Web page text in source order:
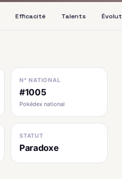
Efficacité Talents
N° NATIONAL
#1005
Pokédex national
STATUT
Paradoxe